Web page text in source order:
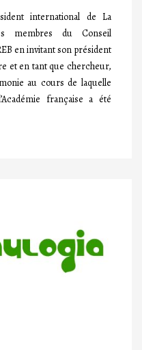
international de La
membres du Conseil
en invitant son président
et en tant que chercheur,
au cours de laquelle
française a été